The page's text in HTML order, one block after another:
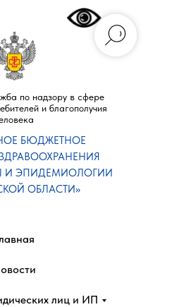
по надзору в сфере
и благополучия
БЮДЖЕТНОЕ
И ЭПИДЕМИОЛОГИИ
ОБЛАСТИ»
лиц и ИП